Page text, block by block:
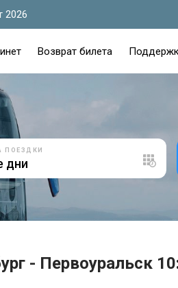
2026
Возврат билета
ПОЕЗДКИ
- Первоуральск